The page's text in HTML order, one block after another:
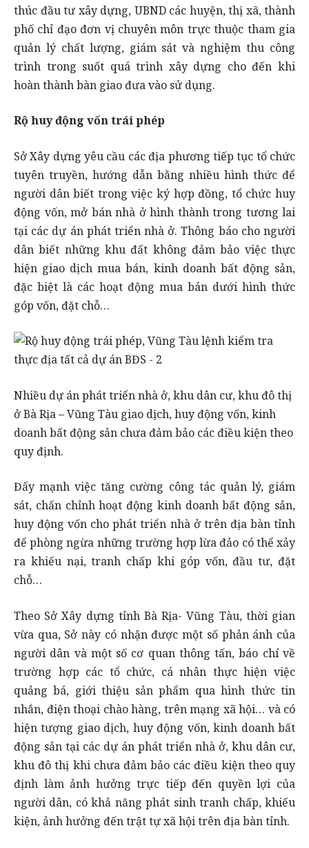
thúc đầu tư xây dựng, UBND các huyện, thị xã, thành
phố chỉ đạo đơn vị chuyên môn trực thuộc tham gia
quản lý chất lượng, giám sát và nghiệm thu công
trình trong suốt quá trình xây dựng cho đến khi
hoàn thành bàn giao đưa vào sử dụng.
Rộ huy động vốn trái phép
Sở Xây dựng yêu cầu các địa phương tiếp tục tổ chức
tuyên truyền, hướng dẫn bằng nhiều hình thức để
người dân biết trong việc ký hợp đồng, tổ chức huy
động vốn, mở bán nhà ở hình thành trong tương lai
tại các dự án phát triển nhà ở. Thông báo cho người
dân biết những khu đất không đảm bảo việc thực
hiện giao dịch mua bán, kinh doanh bất động sản,
đặc biệt là các hoạt động mua bán dưới hình thức
góp vốn, đặt chỗ…
Nhiều dự án phát triển nhà ở, khu dân cư, khu đô thị
ở Bà Rịa – Vũng Tàu giao dịch, huy động vốn, kinh
doanh bất động sản chưa đảm bảo các điều kiện theo
quy định.
Đẩy mạnh việc tăng cường công tác quản lý, giám
sát, chấn chỉnh hoạt động kinh doanh bất động sản,
huy động vốn cho phát triển nhà ở trên địa bàn tỉnh
để phòng ngừa những trường hợp lừa đảo có thể xảy
ra khiếu nại, tranh chấp khi góp vốn, đầu tư, đặt
chỗ…
Theo Sở Xây dựng tỉnh Bà Rịa- Vũng Tàu, thời gian
vừa qua, Sở này có nhận được một số phản ánh của
người dân và một số cơ quan thông tấn, báo chí về
trường hợp các tổ chức, cá nhân thực hiện việc
quảng bá, giới thiệu sản phẩm qua hình thức tin
nhắn, điện thoại chào hàng, trên mạng xã hội… và có
hiện tượng giao dịch, huy động vốn, kinh doanh bất
động sản tại các dự án phát triển nhà ở, khu dân cư,
khu đô thị khi chưa đảm bảo các điều kiện theo quy
định làm ảnh hưởng trực tiếp đến quyền lợi của
người dân, có khả năng phát sinh tranh chấp, khiếu
kiện, ảnh hưởng đến trật tự xã hội trên địa bàn tỉnh.